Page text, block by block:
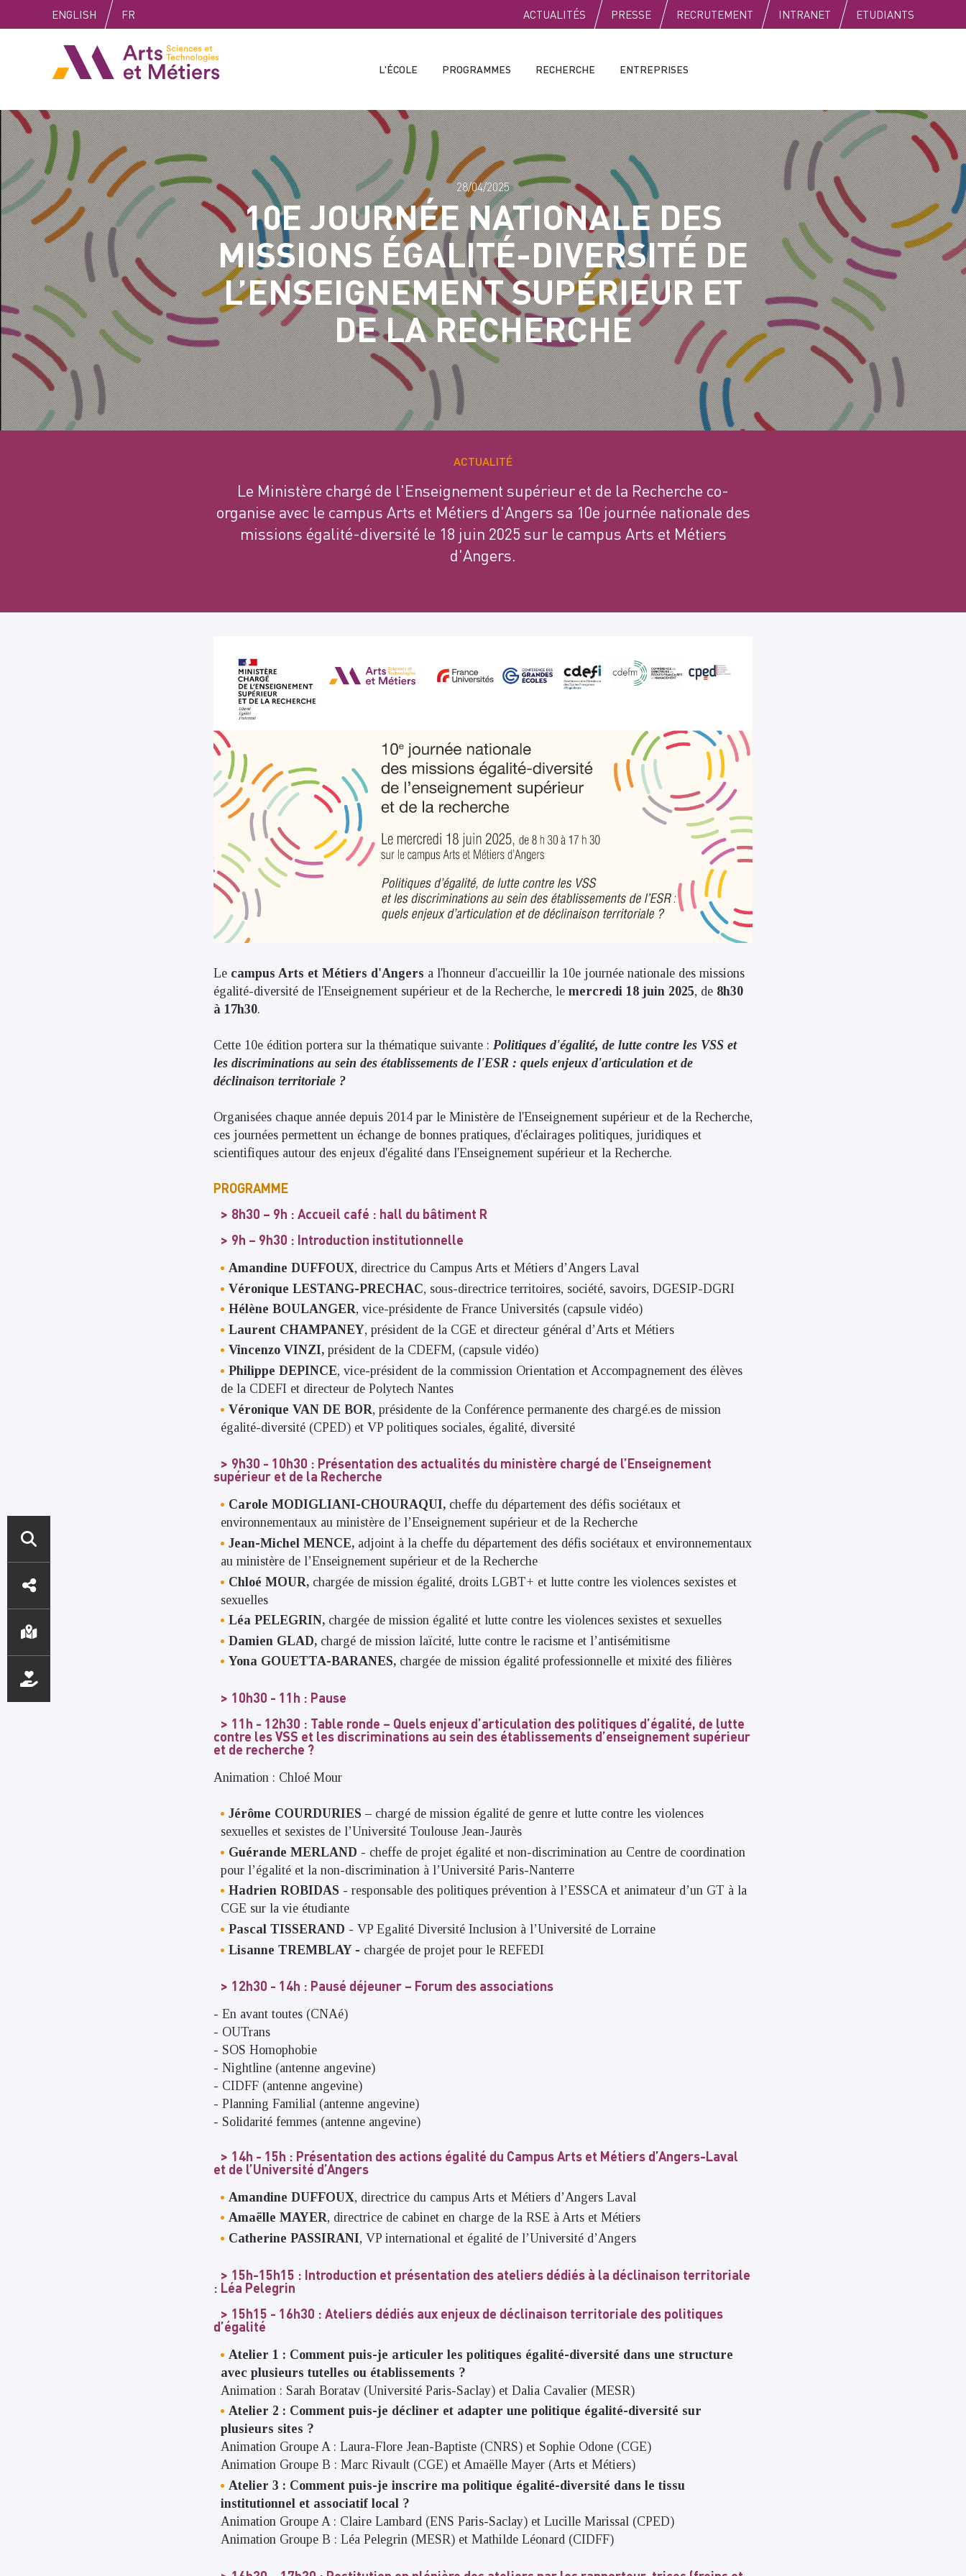
to
to
to
ENGLISH FR PUBLIC
ACTUALITÉS PRESSE RECRUTEMENT INTRANET ETUDIANTS
Arts et métiers
L'ÉCOLE PROGRAMMES RECHERCHE ENTREPRISES
ACCÈS
DIRECTS
10E JOURNÉE NATIONALE DES
MISSIONS ÉGALITÉ-DIVERSITÉ DE
L’ENSEIGNEMENT SUPÉRIEUR ET
DE LA RECHERCHE
28/04/2025
ACTUALITÉ
Le Ministère chargé de l'Enseignement supérieur et de la Recherche co-
organise avec le campus Arts et Métiers d'Angers sa 10e journée nationale des
missions égalité-diversité le 18 juin 2025 sur le campus Arts et Métiers
d'Angers.
Le campus Arts et Métiers d'Angers a l'honneur d'accueillir la 10e journée nationale des missions
égalité-diversité de l'Enseignement supérieur et de la Recherche, le mercredi 18 juin 2025, de 8h30
à 17h30.
Cette 10e édition portera sur la thématique suivante : Politiques d'égalité, de lutte contre les VSS et
les discriminations au sein des établissements de l'ESR : quels enjeux d'articulation et de
déclinaison territoriale ?
Organisées chaque année depuis 2014 par le Ministère de l'Enseignement supérieur et de la Recherche,
ces journées permettent un échange de bonnes pratiques, d'éclairages politiques, juridiques et
scientifiques autour des enjeux d'égalité dans l'Enseignement supérieur et la Recherche.
PROGRAMME
8h30 – 9h : Accueil café : hall du bâtiment R
9h – 9h30 : Introduction institutionnelle
Amandine DUFFOUX, directrice du Campus Arts et Métiers d’Angers Laval
Véronique LESTANG-PRECHAC, sous-directrice territoires, société, savoirs, DGESIP-DGRI
Hélène BOULANGER, vice-présidente de France Universités (capsule vidéo)
Laurent CHAMPANEY, président de la CGE et directeur général d’Arts et Métiers
Vincenzo VINZI, président de la CDEFM, (capsule vidéo)
Philippe DEPINCE, vice-président de la commission Orientation et Accompagnement des élèves
de la CDEFI et directeur de Polytech Nantes
Véronique VAN DE BOR, présidente de la Conférence permanente des chargé.es de mission
égalité-diversité (CPED) et VP politiques sociales, égalité, diversité
9h30 - 10h30 : Présentation des actualités du ministère chargé de l’Enseignement
supérieur et de la Recherche
Carole MODIGLIANI-CHOURAQUI, cheffe du département des défis sociétaux et
environnementaux au ministère de l’Enseignement supérieur et de la Recherche
Jean-Michel MENCE, adjoint à la cheffe du département des défis sociétaux et environnementaux
au ministère de l’Enseignement supérieur et de la Recherche
Chloé MOUR, chargée de mission égalité, droits LGBT+ et lutte contre les violences sexistes et
sexuelles
Léa PELEGRIN, chargée de mission égalité et lutte contre les violences sexistes et sexuelles
Damien GLAD, chargé de mission laïcité, lutte contre le racisme et l’antisémitisme
Yona GOUETTA-BARANES, chargée de mission égalité professionnelle et mixité des filières
10h30 - 11h : Pause
11h - 12h30 : Table ronde – Quels enjeux d’articulation des politiques d’égalité, de lutte
contre les VSS et les discriminations au sein des établissements d’enseignement supérieur
et de recherche ?
Animation : Chloé Mour
Jérôme COURDURIES – chargé de mission égalité de genre et lutte contre les violences
sexuelles et sexistes de l’Université Toulouse Jean-Jaurès
Guérande MERLAND - cheffe de projet égalité et non-discrimination au Centre de coordination
pour l’égalité et la non-discrimination à l’Université Paris-Nanterre
Hadrien ROBIDAS - responsable des politiques prévention à l’ESSCA et animateur d’un GT à la
CGE sur la vie étudiante
Pascal TISSERAND - VP Egalité Diversité Inclusion à l’Université de Lorraine
Lisanne TREMBLAY - chargée de projet pour le REFEDI
12h30 - 14h : Pausé déjeuner – Forum des associations
- En avant toutes (CNAé)
- OUTrans
- SOS Homophobie
- Nightline (antenne angevine)
- CIDFF (antenne angevine)
- Planning Familial (antenne angevine)
- Solidarité femmes (antenne angevine)
14h - 15h : Présentation des actions égalité du Campus Arts et Métiers d’Angers-Laval
et de l’Université d’Angers
Amandine DUFFOUX, directrice du campus Arts et Métiers d’Angers Laval
Amaëlle MAYER, directrice de cabinet en charge de la RSE à Arts et Métiers
Catherine PASSIRANI, VP international et égalité de l’Université d’Angers
15h-15h15 : Introduction et présentation des ateliers dédiés à la déclinaison territoriale
: Léa Pelegrin
15h15 - 16h30 : Ateliers dédiés aux enjeux de déclinaison territoriale des politiques
d’égalité
Atelier 1 : Comment puis-je articuler les politiques égalité-diversité dans une structure
avec plusieurs tutelles ou établissements ?
Animation : Sarah Boratav (Université Paris-Saclay) et Dalia Cavalier (MESR)
Atelier 2 : Comment puis-je décliner et adapter une politique égalité-diversité sur
plusieurs sites ?
Animation Groupe A : Laura-Flore Jean-Baptiste (CNRS) et Sophie Odone (CGE)
Animation Groupe B : Marc Rivault (CGE) et Amaëlle Mayer (Arts et Métiers)
Atelier 3 : Comment puis-je inscrire ma politique égalité-diversité dans le tissu
institutionnel et associatif local ?
Animation Groupe A : Claire Lambard (ENS Paris-Saclay) et Lucille Marissal (CPED)
Animation Groupe B : Léa Pelegrin (MESR) et Mathilde Léonard (CIDFF)